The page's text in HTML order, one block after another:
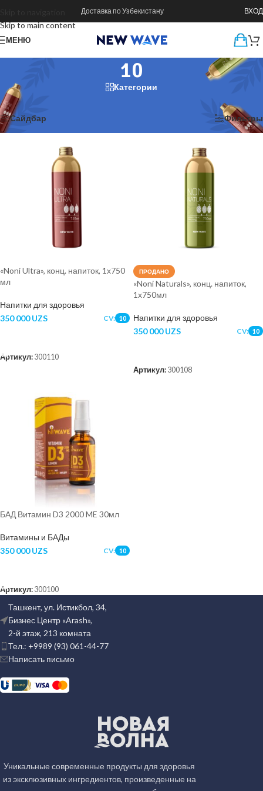
Skip to main content
Доставка по Узбекистану ВХОД
МЕНЮ
10
Категории
Главная
Сайдбар Фильтры
«Noni Ultra», конц. напиток, 1х750
мл
Напитки для здоровья
350 000UZS CV: 10
Артикул: 300110
ПРОДАНО
«Noni Naturals», конц. напиток,
1х750мл
Напитки для здоровья
350 000UZS CV: 10
Артикул: 300108
БАД Витамин D3 2000 ME 30мл
Витамины и БАДы
350 000UZS CV: 10
Артикул: 300100
Ташкент, ул. Истикбол, 34,
Бизнес Центр «Arash»,
2-й этаж, 213 комната
Тел.: +9989 (93) 061-44-77
Написать письмо
Уникальные современные продукты для здоровья
из эксклюзивных ингредиентов, произведенные на